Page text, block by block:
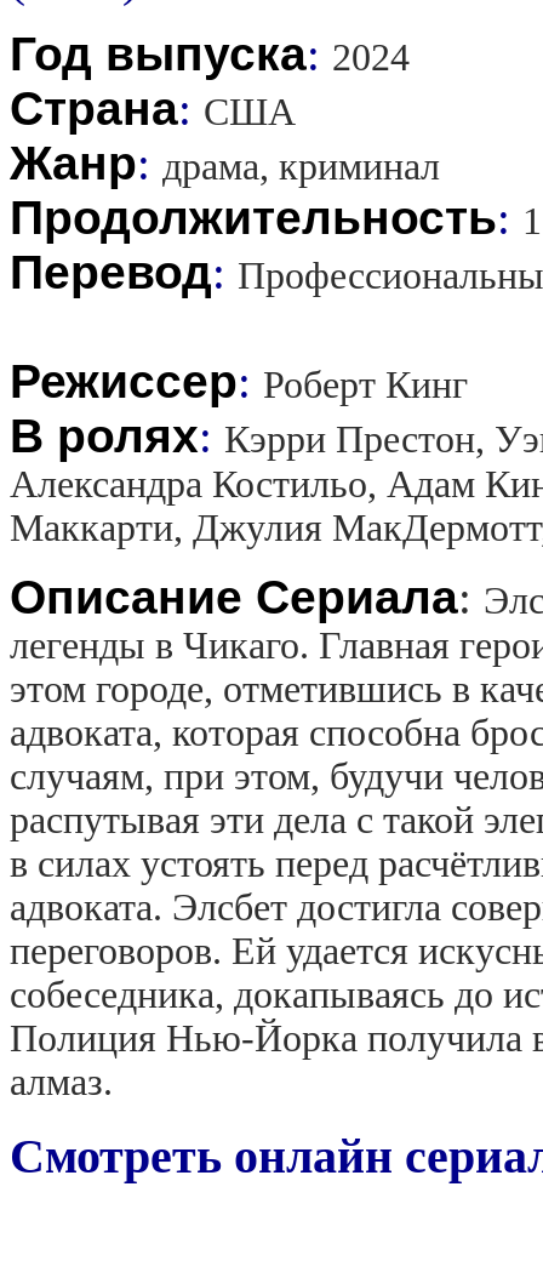
Год выпуска: 2024
Страна: США
Жанр: драма, криминал
Продолжительность:
Перевод:
Режиссер: Роберт Кинг
В ролях: Кэрри Престон,
Александра Костильо, Адам
Маккарти, Джулия
Описание Сериала:
легенды в Чикаго. Главная
этом городе, отметившись в
адвоката, которая способна
случаям, при этом, будучи
распутывая эти дела с такой
в силах устоять перед
адвоката. Элсбет достигла
переговоров. Ей удается
собеседника, докапываясь до
Полиция Нью-Йорка получила
алмаз.
Смотреть онлайн